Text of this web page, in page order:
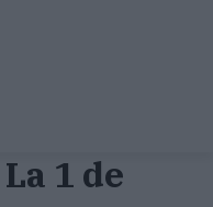
1 de